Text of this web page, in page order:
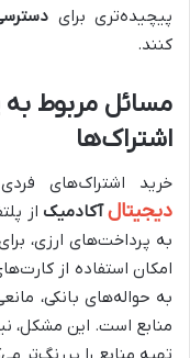
پیچیده‌تری برای
کنند.
مسائل مربوط
اشتراک‌ها
خرید اشتراک‌های
دیجیتالآکادمیک از
به پرداخت‌های ارزی،
امکان استفاده از
به حواله‌های بانکی،
منابع است. این مشکل،